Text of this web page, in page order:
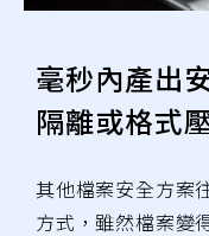
毫秒內產出
隔離或格式
其他檔案安全方案
方式，雖然檔案變